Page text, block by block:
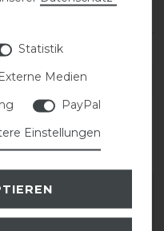
für dich
Statistik
Externe Medien
PayPal
Einstellungen